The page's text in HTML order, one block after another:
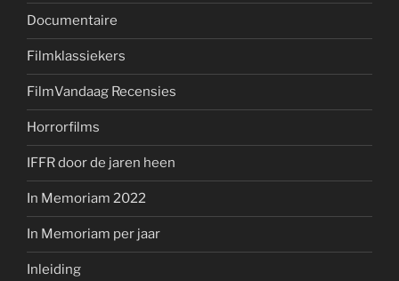
Documentaire
Filmklassiekers
FilmVandaag Recensies
Horrorfilms
IFFR door de jaren heen
In Memoriam 2022
In Memoriam per jaar
Inleiding